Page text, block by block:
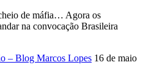
de máfia… Agora os
na convocação Brasileira
– Blog Marcos Lopes 16 de maio